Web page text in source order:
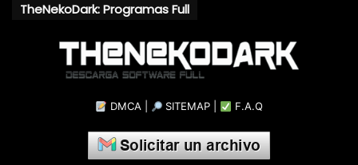
TheNekoDark: Programas Full
DMCA| SITEMAP F.A.Q